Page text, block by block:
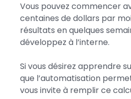
Vous pouvez commencer
centaines de dollars par
résultats en quelques
développez à l’interne.
Si vous désirez apprendre
que l’automatisation
vous invite à remplir ce